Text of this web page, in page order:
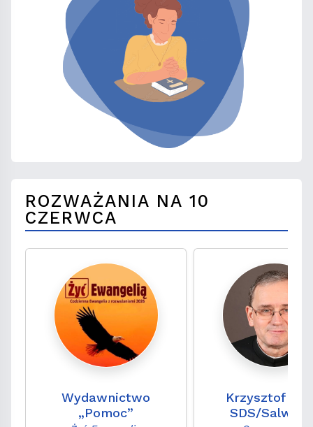
ROZWAŻANIA NA 10
CZERWCA
Wydawnictwo
„Pomoc”
Krzysztof
SDS/